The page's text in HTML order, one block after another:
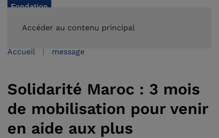
Accéder au contenu principal
Accueil message
Solidarité Maroc : 3 mois
de mobilisation pour venir
en aide aux plus